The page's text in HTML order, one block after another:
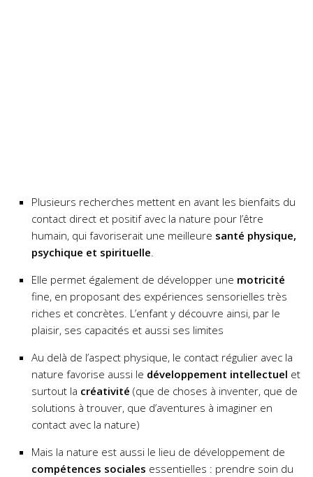
Plusieurs recherches mettent en avant les bienfaits du
contact direct et positif avec la nature pour l’être
humain, qui favoriserait une meilleure santé physique,
psychique et spirituelle
Elle permet également de développer une motricité
fine, en proposant des expériences sensorielles très
riches et concrètes. L’enfant y découvre ainsi, par le
plaisir, ses capacités et aussi ses limites
Au delà de l’aspect physique, le contact régulier avec la
nature favorise aussi le développement intellectuel et
surtout la créativité (que de choses à inventer, que de
solutions à trouver, que d’aventures à imaginer en
contact avec la nature)
Mais la nature est aussi le lieu de développement de
compétences sociales essentielles : prendre soin du